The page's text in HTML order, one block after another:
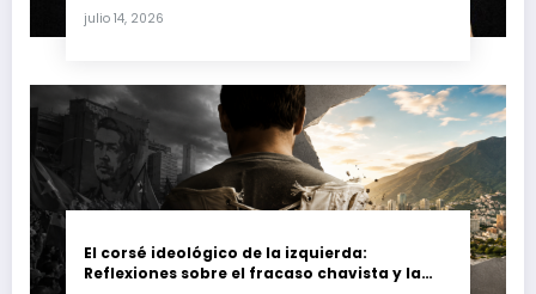
julio 14, 2026
El corsé ideológico de la izquierda:
Reflexiones sobre el fracaso chavista y la